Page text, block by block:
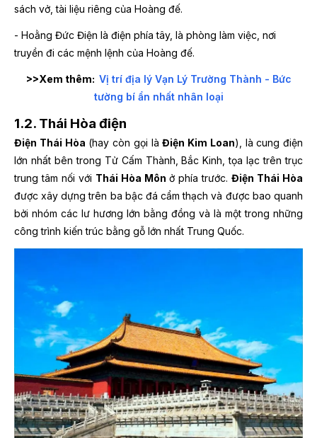
sách vở, tài liệu riêng của Hoàng đế.
- Hoằng Đức Điện là điện phía tây, là phòng làm việc, nơi
truyền đi các mệnh lệnh của Hoàng đế.
>>Xem thêm: Vị trí địa lý Vạn Lý Trường Thành - Bức
tường bí ẩn nhất nhân loại
1.2. Thái Hòa điện
Điện Thái Hòa (hay còn gọi làĐiện Kim Loan), là cung điện
lớn nhất bên trong Tử Cấm Thành, Bắc Kinh, tọa lạc trên trục
trung tâm nối với Thái Hòa Môn ở phía trước.Điện Thái Hòa
được xây dựng trên ba bậc đá cẩm thạch và được bao quanh
bởi nhóm các lư hương lớn bằng đồng và là một trong những
công trình kiến trúc bằng gỗ lớn nhất Trung Quốc.